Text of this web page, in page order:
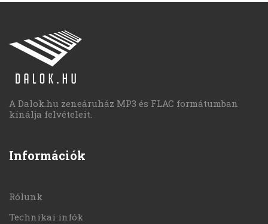
A Dalok.hu zeneáruház MP3 és FLAC formátumban
kínálja felvételeit.
Információk
Rólunk
Technikai infók